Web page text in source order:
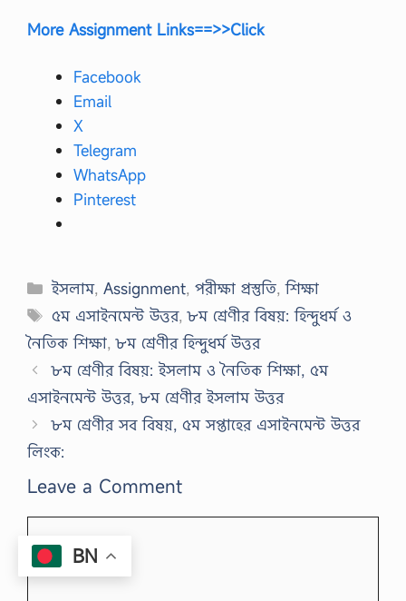
More Assignment Links==>>Click
Facebook
Email
X
Telegram
WhatsApp
Pinterest
Categories
ইসলাম,Assignment,পরীক্ষা প্রস্তুতি,শিক্ষা
Tags
৫ম এসাইনমেন্ট উত্তর,৮ম শ্রেণীর বিষয়: হিন্দুধর্ম ও
নৈতিক শিক্ষা,৮ম শ্রেণীর হিন্দুধর্ম উত্তর
৮ম শ্রেণীর বিষয়: ইসলাম ও নৈতিক শিক্ষা, ৫ম
এসাইনমেন্ট উত্তর, ৮ম শ্রেণীর ইসলাম উত্তর
৮ম শ্রেণীর সব বিষয়, ৫ম সপ্তাহের এসাইনমেন্ট উত্তর
লিংক:
Leave a Comment
BN